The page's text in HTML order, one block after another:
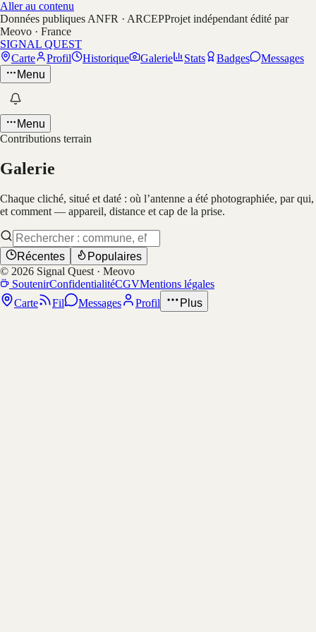
Aller au contenu
Données publiques ANFR · ARCEPProjet indépendant édité par
Meovo · France
SIGNAL QUEST
Carte
Profil Historique Galerie Stats Badges
Messages
Menu
Menu
Contributions terrain
Galerie
Chaque cliché, situé et daté : où l’antenne a été photographiée, par qui,
et comment — appareil, distance et cap de la prise.
Récentes
Populaires
© 2026 Signal Quest · Meovo
SoutenirConfidentialitéCGVMentions légales
Carte
Fil Messages Profil Plus